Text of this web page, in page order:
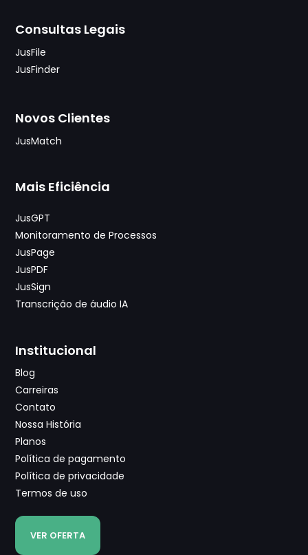
Consultas Legais
JusFile
JusFinder
Novos Clientes
JusMatch
Mais Eficiência
JusGPT
Monitoramento de Processos
JusPage
JusPDF
JusSign
Transcrição de áudio IA
Institucional
Blog
Carreiras
Contato
Nossa História
Planos
Política de pagamento
Política de privacidade
Termos de uso
VER OFERTA